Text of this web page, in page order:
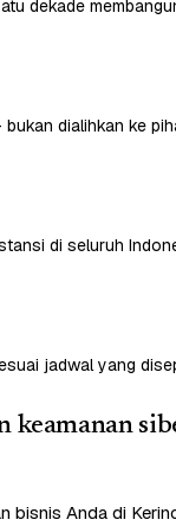
dekade
dialihkan ke
di seluruh
jadwal yang
keamanan
bisnis Anda di